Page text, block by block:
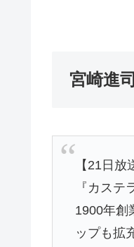
宮崎進
【21日放
『カス
1900年創
ップも拡